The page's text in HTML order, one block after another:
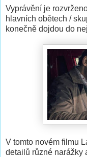
Vyprávění je
hlavních obětech /
konečně dojdou do
V tomto novém filmu
detailů různé narážky